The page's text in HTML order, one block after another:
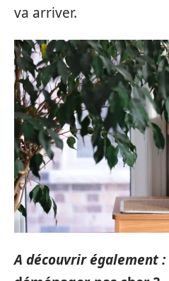
va arriver.
A découvrir également :